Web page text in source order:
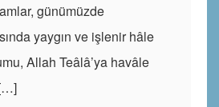
günümüzde
yaygın ve işlenir hâle
Allah Teâlâ’ya havâle